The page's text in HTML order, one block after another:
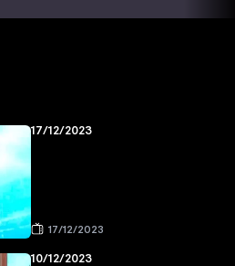
17/12/2023
17/12/2023
10/12/2023